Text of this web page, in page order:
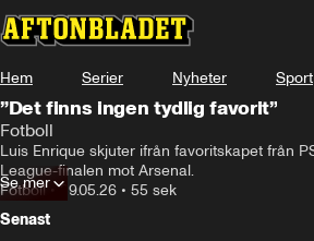
Hem Serier Nyheter Sport
”Det finns ingen tydlig favorit”
Fotboll
Luis Enrique skjuter ifrån favoritskapet från
League-finalen mot Arsenal.
Fotboll•29.05.26 • 55 sek
Se mer
Senast